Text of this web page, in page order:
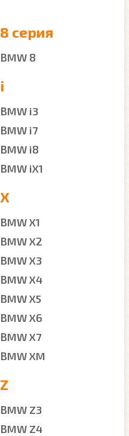
8 серия
BMW 8
i
BMW i3
BMW i7
BMW i8
BMW iX1
X
BMW X1
BMW X2
BMW X3
BMW X4
BMW X5
BMW X6
BMW X7
BMW XM
Z
BMW Z3
BMW Z4